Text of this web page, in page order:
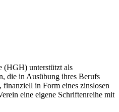
(HGH) unterstützt als
die in Ausübung ihres Berufs
in Form eines zinslosen
eine eigene Schriftenreihe mit